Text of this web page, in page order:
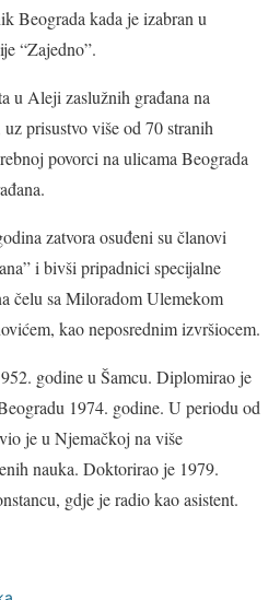
Beograda kada je izabran u
“Zajedno”.
u Aleji zaslužnih građana na
prisustvo više od 70 stranih
povorci na ulicama Beograda
zatvora osuđeni su članovi
i bivši pripadnici specijalne
čelu sa Miloradom Ulemekom
kao neposrednim izvršiocem.
godine u Šamcu. Diplomirao je
1974. godine. U periodu od
je u Njemačkoj na više
nauka. Doktorirao je 1979.
gdje je radio kao asistent.